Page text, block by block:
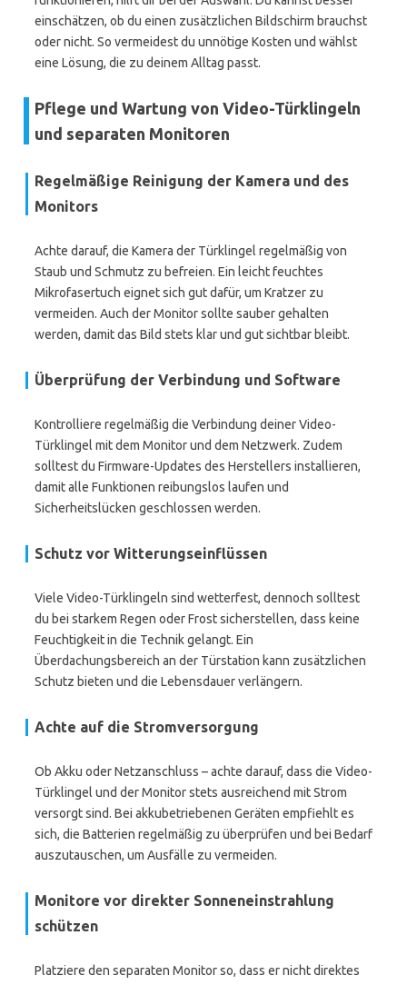
einschätzen, ob du einen zusätzlichen Bildschirm brauchst
oder nicht. So vermeidest du unnötige Kosten und wählst
eine Lösung, die zu deinem Alltag passt.
Pflege und Wartung von Video-Türklingeln
und separaten Monitoren
Regelmäßige Reinigung der Kamera und des
Monitors
Achte darauf, die Kamera der Türklingel regelmäßig von
Staub und Schmutz zu befreien. Ein leicht feuchtes
Mikrofasertuch eignet sich gut dafür, um Kratzer zu
vermeiden. Auch der Monitor sollte sauber gehalten
werden, damit das Bild stets klar und gut sichtbar bleibt.
Überprüfung der Verbindung und Software
Kontrolliere regelmäßig die Verbindung deiner Video-
Türklingel mit dem Monitor und dem Netzwerk. Zudem
solltest du Firmware-Updates des Herstellers installieren,
damit alle Funktionen reibungslos laufen und
Sicherheitslücken geschlossen werden.
Schutz vor Witterungseinflüssen
Viele Video-Türklingeln sind wetterfest, dennoch solltest
du bei starkem Regen oder Frost sicherstellen, dass keine
Feuchtigkeit in die Technik gelangt. Ein
Überdachungsbereich an der Türstation kann zusätzlichen
Schutz bieten und die Lebensdauer verlängern.
Achte auf die Stromversorgung
Ob Akku oder Netzanschluss – achte darauf, dass die Video-
Türklingel und der Monitor stets ausreichend mit Strom
versorgt sind. Bei akkubetriebenen Geräten empfiehlt es
sich, die Batterien regelmäßig zu überprüfen und bei Bedarf
auszutauschen, um Ausfälle zu vermeiden.
Monitore vor direkter Sonneneinstrahlung
schützen
Platziere den separaten Monitor so, dass er nicht direktes